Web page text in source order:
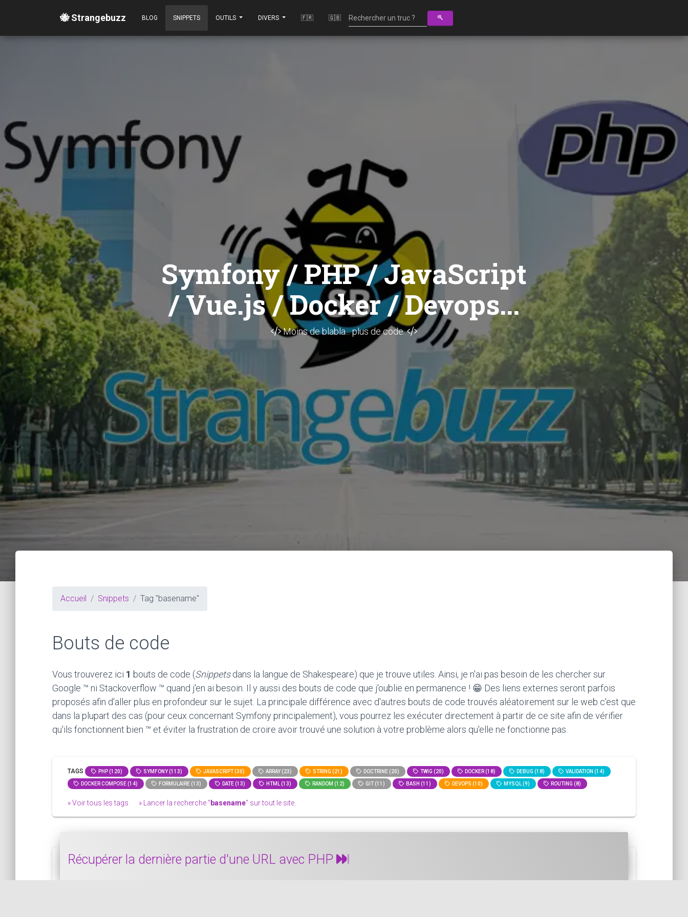
🐝 Strangebuzz BLOG SNIPPETS OUTILS DIVERS 🇫🇷 🇬🇧
Symfony / PHP / JavaScript
/ Vue.js / Docker / Devops...
Moins de blabla... plus de code.
Accueil Snippets Tag "basename"
Bouts de code
Vous trouverez ici 1 bouts de code (Snippetsdans la langue de Shakespeare) que je trouve utiles. Ainsi, je n'ai pas besoin de les chercher sur
Google ™ ni Stackoverflow ™ quand j'en ai besoin. Il y aussi des bouts de code que j'oublie en permanence ! 😁 Des liens externes seront parfois
proposés afin d'aller plus en profondeur sur le sujet. La principale différence avec d'autres bouts de code trouvés aléatoirement sur le web c'est que
dans la plupart des cas (pour ceux concernant Symfony principalement), vous pourrez les exécuter directement à partir de ce site afin de vérifier
qu'ils fonctionnent bien ™ et éviter la frustration de croire avoir trouvé une solution à votre problème alors qu'elle ne fonctionne pas.
TAGS PHP (120) SYMFONY (113) JAVASCRIPT (30) ARRAY (23) STRING (21) DOCTRINE (20) TWIG (20) DOCKER (18) DEBUG (18) VALIDATION (14)
DOCKER COMPOSE (14) FORMULAIRE (13) DATE (13) HTML (13) RANDOM (12) GIT (11) BASH (11) DEVOPS (10) MYSQL (9) ROUTING (8)
» Voir tous les tags » Lancer la recherche " basename" sur tout le site.
Récupérer la dernière partie d'une URL avec PHP